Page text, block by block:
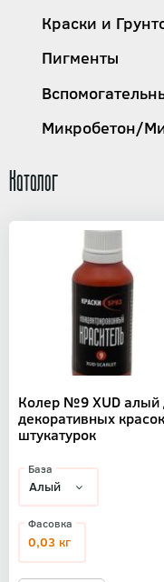
Каталог
Колер №9 XUD алый
декоративных
штукатурок
База
Фасовка
0,03 кг
Краски и
Пигменты
Микробетон/